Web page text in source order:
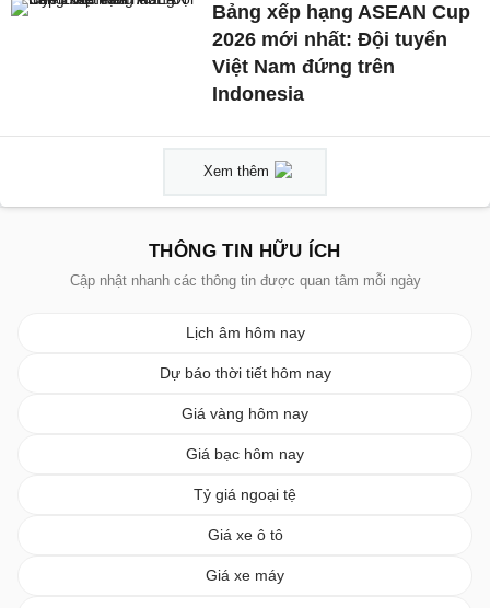
Bảng xếp hạng ASEAN Cup
2026 mới nhất: Đội tuyển
Việt Nam đứng trên
Indonesia
Xem thêm
THÔNG TIN HỮU ÍCH
Cập nhật nhanh các thông tin được quan tâm mỗi ngày
Lịch âm hôm nay
Dự báo thời tiết hôm nay
Giá vàng hôm nay
Giá bạc hôm nay
Tỷ giá ngoại tệ
Giá xe ô tô
Giá xe máy